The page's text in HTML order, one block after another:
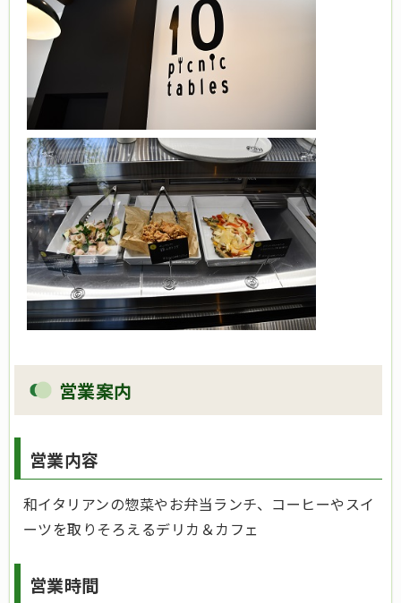
営業案内
営業内容
和イタリアンの惣菜やお弁当ランチ、コーヒーやスイ
ーツを取りそろえるデリカ＆カフェ
営業時間